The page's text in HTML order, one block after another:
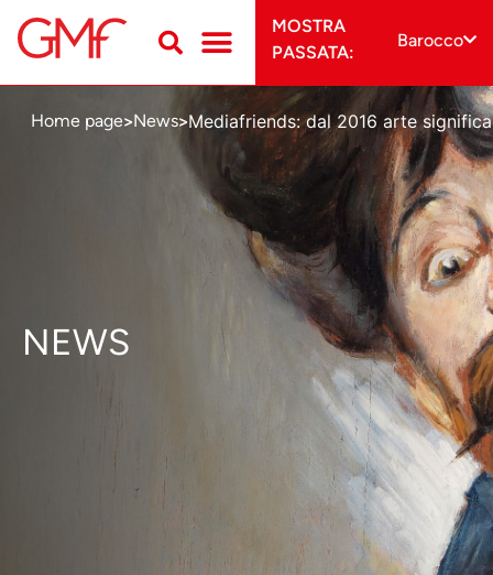
MOSTRA
PASSATA:
Barocco
Home page>News>Mediafriends: dal 2016 arte
NEWS